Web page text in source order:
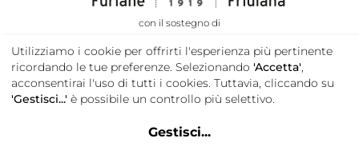
con il sostegno di
Utilizziamo i cookie per offrirti l'esperienza più pertinente
ricordando le tue preferenze. Selezionando 'Accetta',
acconsentirai l'uso di tutti i cookies. Tuttavia, cliccando su
'Gestisci...' è possibile un controllo più selettivo.
Gestisci...